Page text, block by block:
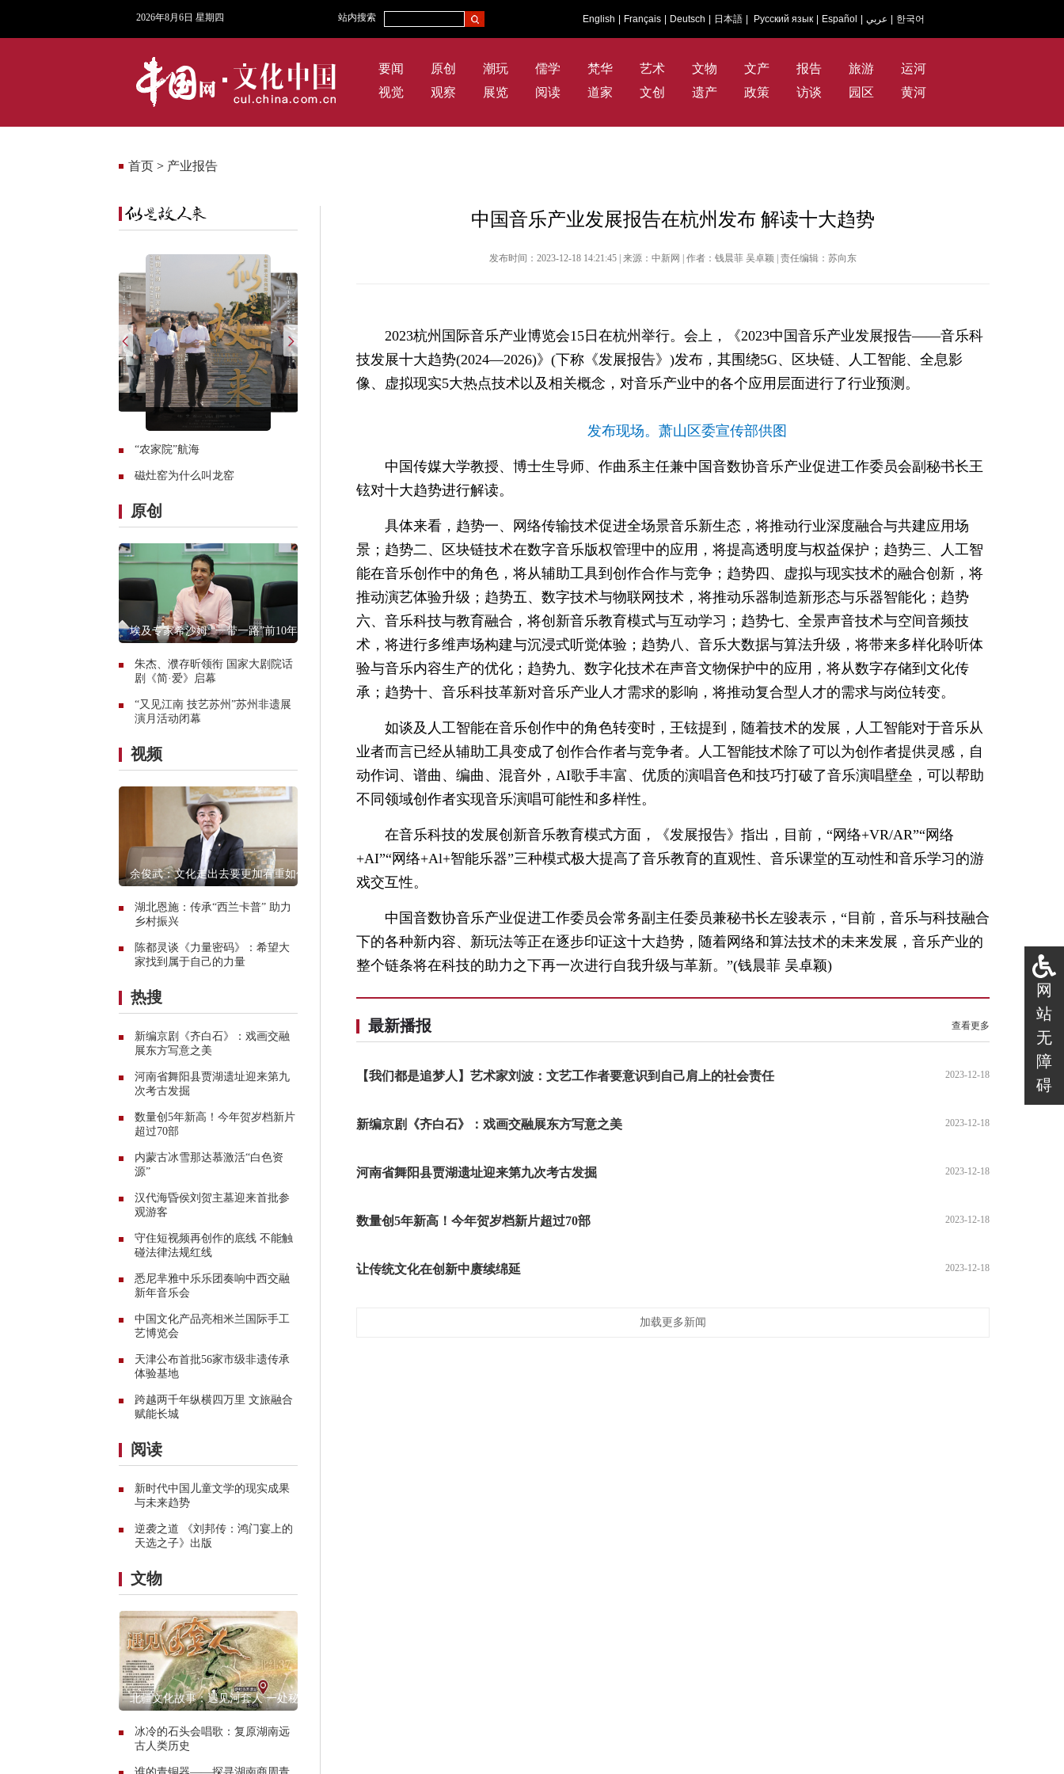
网
站
无
障
碍
2026年8月6日 星期四 站内搜索 English Français Deutsch 日本語 Русский язык Español عربي 한국어
要闻 原创 潮玩 儒学 梵华 艺术 文物 文产 报告 旅游
运河
视觉
观察 展览 阅读 道家 文创 遗产 政策 访谈 园区 黄河
首页 > 产业报告
“农家院”航海
磁灶窑为什么叫龙窑
原创
埃及专家希沙姆:“一带一路”前10年只
朱杰、濮存昕领衔 国家大剧院话
剧《简·爱》启幕
“又见江南 技艺苏州”苏州非遗展
演月活动闭幕
视频
余俊武：文化走出去要更加看重如何
湖北恩施：传承“西兰卡普” 助力
乡村振兴
陈都灵谈《力量密码》：希望大
家找到属于自己的力量
热搜
新编京剧《齐白石》：戏画交融
展东方写意之美
河南省舞阳县贾湖遗址迎来第九
次考古发掘
数量创5年新高！今年贺岁档新片
超过70部
内蒙古冰雪那达慕激活“白色资
源”
汉代海昏侯刘贺主墓迎来首批参
观游客
守住短视频再创作的底线 不能触
碰法律法规红线
悉尼芈雅中乐乐团奏响中西交融
新年音乐会
中国文化产品亮相米兰国际手工
艺博览会
天津公布首批56家市级非遗传承
体验基地
跨越两千年纵横四万里 文旅融合
赋能长城
阅读
新时代中国儿童文学的现实成果
与未来趋势
逆袭之道 《刘邦传：鸿门宴上的
天选之子》出版
文物
北疆文化故事：遇见河套人 一处秘
冰冷的石头会唱歌：复原湖南远
古人类历史
中国音乐产业发展报告在杭州发布 解读十大趋势
发布时间：2023-12-18 14:21:45 | 来源：中新网 | 作者：钱晨菲 吴卓颖 | 责任编辑：苏向东
2023杭州国际音乐产业博览会15日 在杭州举行。会上，《2023中国音乐产业发展报告——音乐科
技发展十大趋势(2024—2026)》(下称《发展报告》)发布，其围绕5G、区块链、人工智能、全息影
像、虚拟现实5大热点技术以及相关概念，对音乐产业中的各个应用层面进行了行业预测。
发布现场。萧山区委宣传部供图
中国传媒大学教授、博士生导师、作曲系主任兼中国音数协音乐产业促进工作委员会副秘书长王
铉对十大趋势进行解读。
具体来看，趋势一、网络传输技术促进全场景音乐新生态，将推动行业深度融合与共建应用场
景；趋势二、区块链技术在数字音乐版权管理中的应用，将提高透明度与权益保护；趋势三、人工智
能在音乐创作中的角色，将从辅助工具到创作合作与竞争；趋势四、虚拟与现实技术的融合创新，将
推动演艺体验升级；趋势五、数字技术与物联网技术，将推动乐器制造新形态与乐器智能化；趋势
六、音乐科技与教育融合，将创新音乐教育模式与互动学习；趋势七、全景声音技术与空间音频技
术，将进行多维声场构建与沉浸式听觉体验；趋势八、音乐大数据与算法升级，将带来多样化聆听体
验与音乐内容生产的优化；趋势九、数字化技术在声音文物保护中的应用，将从数字存储到文化传
承；趋势十、音乐科技革新对音乐产业人才需求的影响，将推动复合型人才的需求与岗位转变。
如谈及人工智能在音乐创作中的角色转变时，王铉提到，随着技术的发展，人工智能对于音乐从
业者而言已经从辅助工具变成了创作合作者与竞争者。人工智能技术除了可以为创作者提供灵感，自
动作词、谱曲、编曲、混音外，AI歌手丰富、优质的演唱音色和技巧打破了音乐演唱壁垒，可以帮助
不同领域创作者实现音乐演唱可能性和多样性。
在音乐科技的发展创新音乐教育模式方面，《发展报告》指出，目前，“网络+VR/AR”“网络
+AI”“网络+Al+智能乐器”三种模式极大提高了音乐教育的直观性、音乐课堂的互动性和音乐学习的游
戏交互性。
中国音数协音乐产业促进工作委员会常务副主任委员兼秘书长左骏表示，“目前，音乐与科技融合
下的各种新内容、新玩法等正在逐步印证这十大趋势，随着网络和算法技术的未来发展，音乐产业的
整个链条将在科技的助力之下再一次进行自我升级与革新。”(钱晨菲 吴卓颖)
最新播报 查看更多
【我们都是追梦人】艺术家刘波：文艺工作者要意识到自己肩上的社会责任 2023-12-18
新编京剧《齐白石》：戏画交融展东方写意之美 2023-12-18
河南省舞阳县贾湖遗址迎来第九次考古发掘 2023-12-18
数量创5年新高！今年贺岁档新片超过70部 2023-12-18
让传统文化在创新中赓续绵延 2023-12-18
加载更多新闻